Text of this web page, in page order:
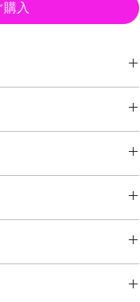
購入
[ Japanese Industrial
ミリ
量」は若干の違いがある
ます。
に使う鋏です。
をすると破損する場合が
できません。
すすめいたします。汚れ
ン油でもよい）で拭き取
は専用の砥石・シャープ
します。 ※鋏に適した砥
designed for general
and
sharpened using